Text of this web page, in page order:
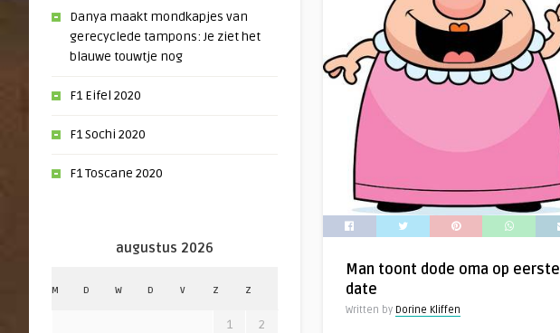
Danya maakt mondkapjes van
gerecyclede tampons: Je ziet het
blauwe touwtje nog
F1 Eifel 2020
F1 Sochi 2020
F1 Toscane 2020
augustus 2026
M D W D V Z Z
1
2
Man toont dode oma op eerste
date
Written by Dorine Kliffen